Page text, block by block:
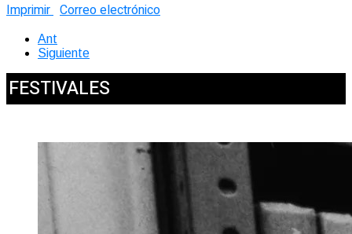
Imprimir Correo electrónico
Ant
Siguiente
FESTIVALES